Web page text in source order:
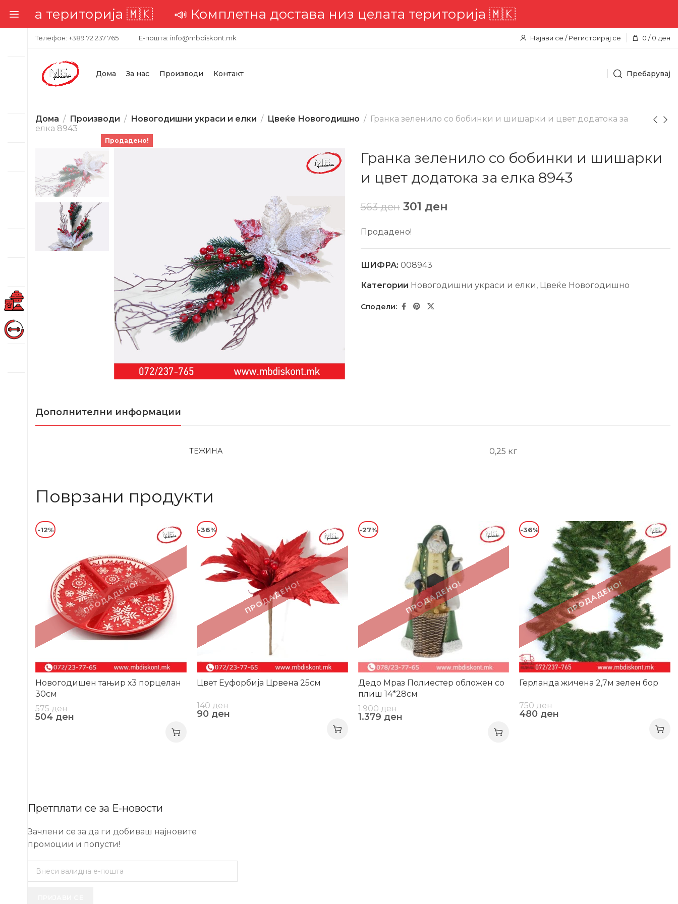
територија 🇲🇰📣 Комплетна достава низ целата територија 🇲🇰
Телефон: +389 72 237 765 Е-пошта: info@mbdiskont.mk Најави се / Регистрирај се 0 / 0 ден
Дома За нас Производи Контакт Пребарувај
Дома Производи Новогодишни украси и елки Цвеќе Новогодишно
Гранка зеленило со бобинки и шишарки и цвет додатока за
елка 8943
Продадено!
Гранка зеленило со бобинки и шишарки
и цвет додатока за елка 8943
563ден 301 ден
Продадено!
ШИФРА: 008943
Категории Новогодишни украси и елки, Цвеќе Новогодишно
Дополнителни информации
ТЕЖИНА 0,25 кг
Поврзани продукти
ПРОДАДЕНО!
-12%
Новогодишен тањир х3 порцелан
30см
575ден
504 ден
ПРОДАДЕНО!
-36%
Цвет Еуфорбија Црвена 25см
140ден
90 ден
ПРОДАДЕНО!
-27%
Дедо Мраз Полиестер обложен со
плиш 14*28см
1.900ден
1.379 ден
ПРОДАДЕНО!
-36%
Герланда жичена 2,7м зелен бор
750ден
480 ден
Претплати се за Е-новости
Зачлени се за да ги добиваш најновите
промоции и попусти!